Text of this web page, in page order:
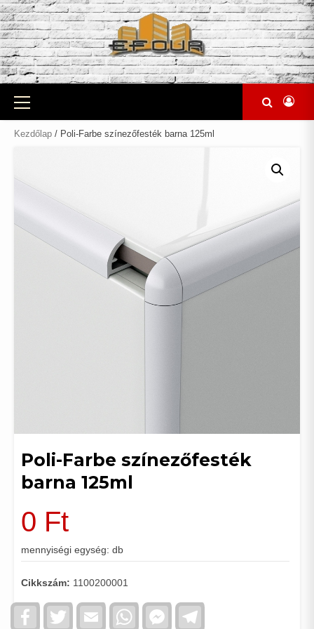
Skip
to
content
Primary
Menu
Kezdőlap / Poli-Farbe színezőfesték barna 125ml
Poli-Farbe színezőfesték
barna 125ml
0 Ft
mennyiségi egység: db
Cikkszám: 1100200001
FacebookTwitter Email WhatsAppFacebook
Messenger